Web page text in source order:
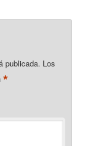
publicada. Los
*